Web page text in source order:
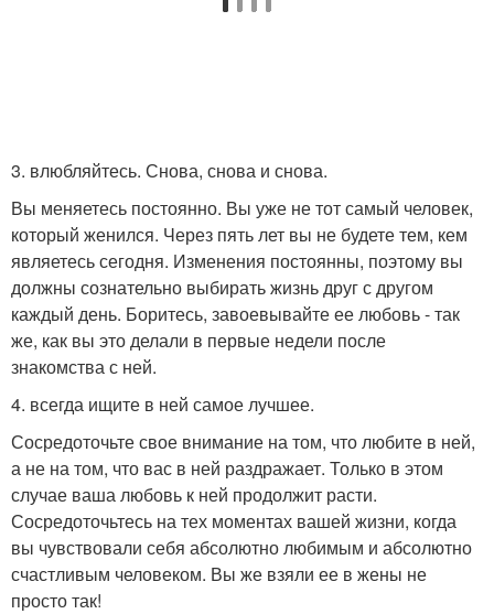
3. влюбляйтесь. Снова, снова и снова.
Вы меняетесь постоянно. Вы уже не тот самый человек,
который женился. Через пять лет вы не будете тем, кем
являетесь сегодня. Изменения постоянны, поэтому вы
должны сознательно выбирать жизнь друг с другом
каждый день. Боритесь, завоевывайте ее любовь - так
же, как вы это делали в первые недели после
знакомства с ней.
4. всегда ищите в ней самое лучшее.
Сосредоточьте свое внимание на том, что любите в ней,
а не на том, что вас в ней раздражает. Только в этом
случае ваша любовь к ней продолжит расти.
Сосредоточьтесь на тех моментах вашей жизни, когда
вы чувствовали себя абсолютно любимым и абсолютно
счастливым человеком. Вы же взяли ее в жены не
просто так!